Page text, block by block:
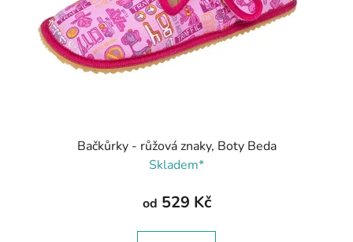
Bačkůrky - růžová znaky, Boty Beda
Skladem*
od 529 Kč